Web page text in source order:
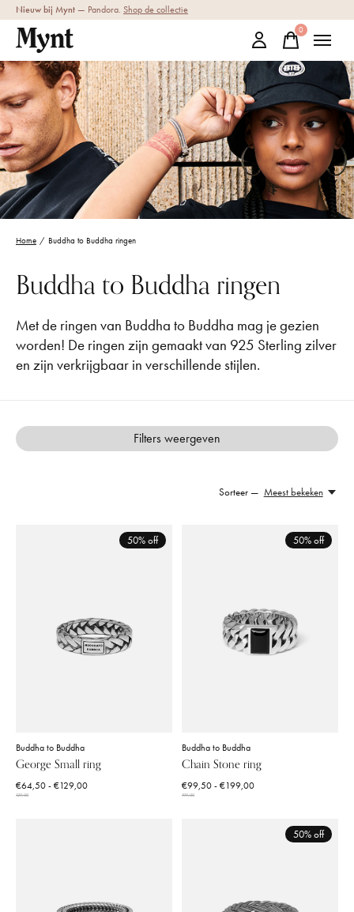
Nieuw bij Mynt — Pandora. Shop de collectie
0items
Home / Buddha to Buddha ringen
Buddha to Buddha ringen
Met de ringen van Buddha to Buddha mag je gezien
worden! De ringen zijn gemaakt van 925 Sterling zilver
en zijn verkrijgbaar in verschillende stijlen.
Filters weergeven
Sorteer — Meest bekeken
50% off
Buddha to Buddha
George Small ring
€64,50 - €129,00
129,00
50% off
Buddha to Buddha
Chain Stone ring
€99,50 - €199,00
199,00
50% off